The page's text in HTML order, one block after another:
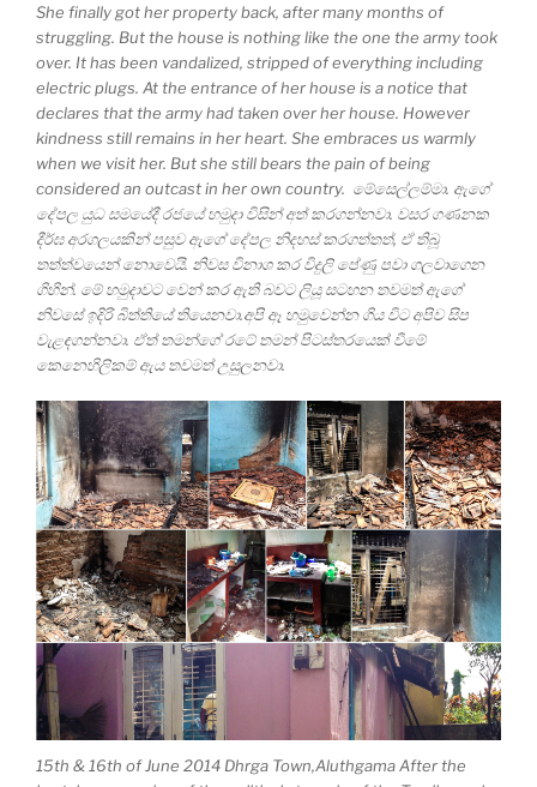
She finally got her property back, after many months of
struggling. But the house is nothing like the one the army took
over. It has been vandalized, stripped of everything including
electric plugs. At the entrance of her house is a notice that
declares that the army had taken over her house. However
kindness still remains in her heart. She embraces us warmly
when we visit her. But she still bears the pain of being
considered an outcast in her own country. මේසෙල්ලම්මා. ඇගේ
දේපල යුධ සමයේදී රජයේ හමුදා විසින් අත් කරගන්නවා. වසර ගණනක
දීර්ඝ අරගලයකින් පසුව ඇගේ දේපල නිදහස් කරගත්තත්, ඒ තිබූ
තත්ත්වයෙන් නොවෙයි. නිවස විනාශ කර විදුලි පේණු පවා ගලවාගෙන
ගිහින්. මේ හමුදාවට වෙන් කර ඇති බවට ලියූ සටහන තවමත් ඇගේ
නිවසේ ඉදිරි බිත්තියේ තියෙනවා.අපි ඈ හමුවෙන්න ගිය විට අපිව සිප
වැළඳගන්නවා. ඒත් තමන්ගේ රටේ තමන් පිටස්තරයෙක් වීමේ
කෙනෙහිලිකම් ඇය තවමත් උසුලනවා.
15th & 16th of June 2014 Dhrga Town,Aluthgama After the